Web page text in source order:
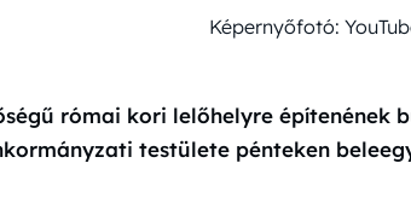
Képernyőfotó:
római kori lelőhelyre építenének
testülete pénteken